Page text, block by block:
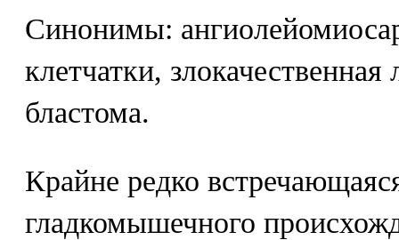
Синонимы:
клетчатки,
бластома.
Крайне редко
гладкомышечного